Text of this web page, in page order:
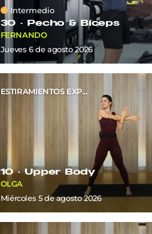
Intermedio
30 · Pecho & Bíceps
FERNANDO
jueves 6deagosto 2026
ESTIRAMIENTOS EXPRÉS
10 ·Upper Body
OLGA
miércoles 5deagosto 2026